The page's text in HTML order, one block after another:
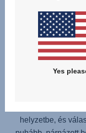
Válassza az
maximális
kialakítású
körű alátámasztást
helyzetbe, és
Yes